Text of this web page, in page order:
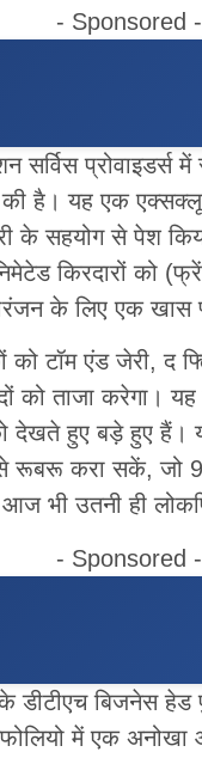
- Sponsored -
सर्विस
की है। यह एक
के सहयोग से पेश
किरदारों को
के लिए एक खास
को टॉम एंड जेरी, द
को ताजा करेगा।
देखते हुए बड़े हुए हैं।
से रूबरू करा सकें,
भी उतनी ही
- Sponsored -
डीटीएच बिजनेस हेड
में एक